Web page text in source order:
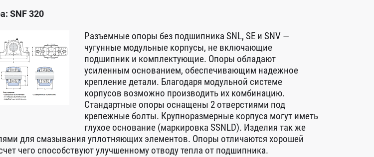
SNF 320
Разъемные опоры без подшипника SNL, SE и SNV —
чугунные модульные корпусы, не включающие
подшипник и комплектующие. Опоры обладают
усиленным основанием, обеспечивающим надежное
крепление детали. Благодаря модульной системе
корпусов возможно производить их комбинацию.
Стандартные опоры оснащены 2 отверстиями под
крепежные болты. Крупноразмерные корпуса могут иметь
глухое основание (маркировка SSNLD). Изделия так же
для смазывания уплотняющих элементов. Опоры отличаются хорошей
чего способствуют улучшенному отводу тепла от подшипника.